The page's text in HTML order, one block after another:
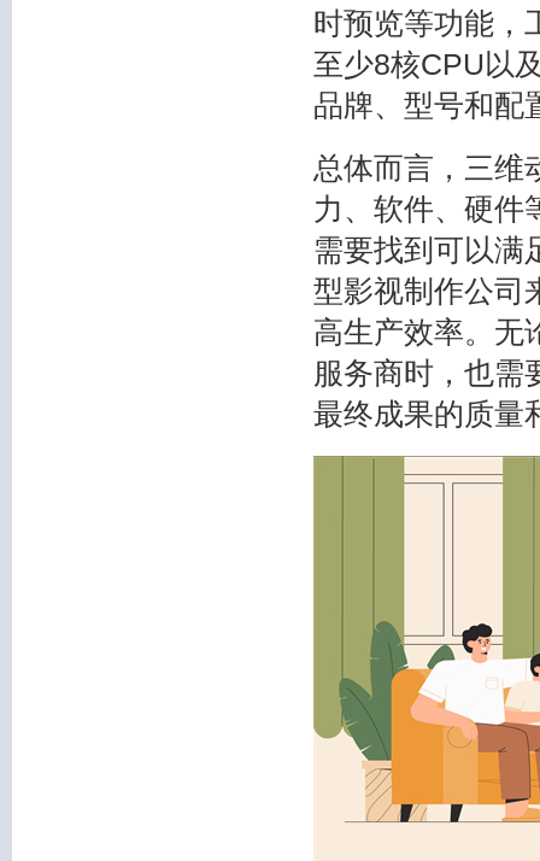
时预览等功能，
至少8核CPU以
品牌、型号和配
总体而言，三维
力、软件、硬件
需要找到可以满
型影视制作公司
高生产效率。无
服务商时，也需
最终成果的质量